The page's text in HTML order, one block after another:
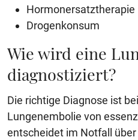
Hormonersatztherapie
Drogenkonsum
Wie wird eine
diagnostiziert?
Die richtige Diagnose ist
Lungenembolie von
entscheidet im Notfall